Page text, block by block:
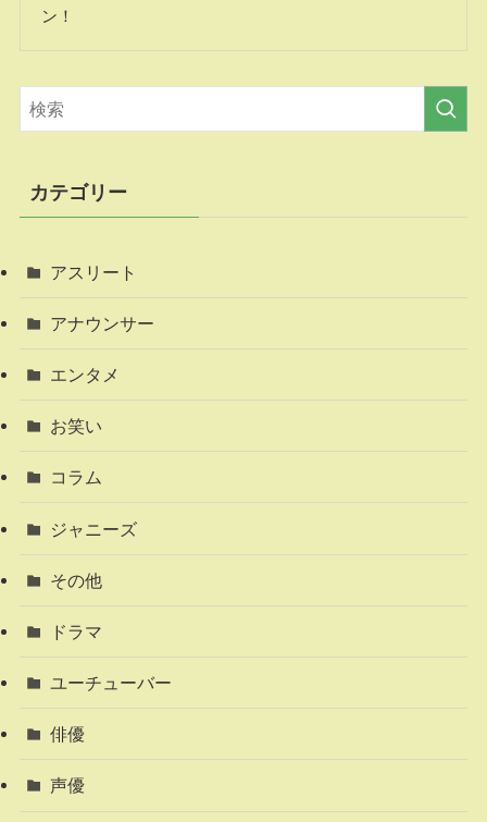
ン！
カテゴリー
アスリート
アナウンサー
エンタメ
お笑い
コラム
ジャニーズ
その他
ドラマ
ユーチューバー
俳優
声優